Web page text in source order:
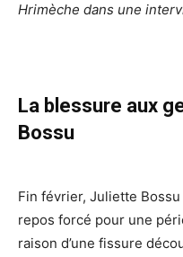
Hrimèche dans une
La blessure aux
Bossu
Fin février, Juliette
repos forcé pour une
raison d’une fissure